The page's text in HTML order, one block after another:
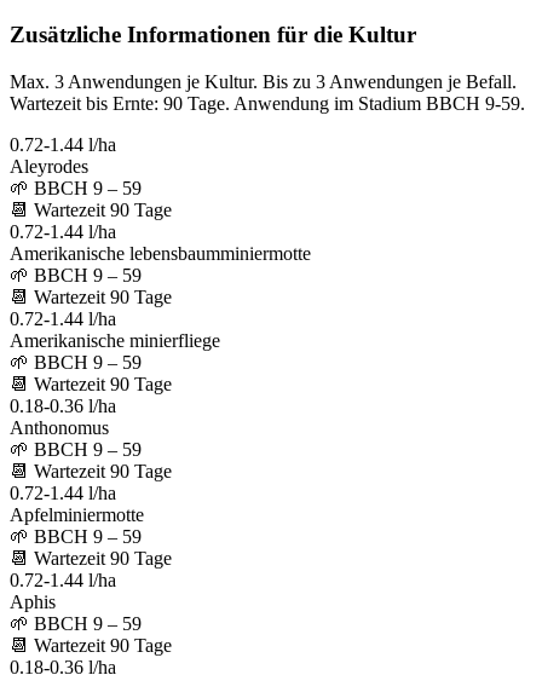
Zusätzliche Informationen für die Kultur
Max. 3 Anwendungen je Kultur. Bis zu 3 Anwendungen je Befall.
Wartezeit bis Ernte: 90 Tage. Anwendung im Stadium BBCH 9-59.
0.72-1.44 l/ha
Aleyrodes
🌱 BBCH 9 – 59
📆 Wartezeit 90 Tage
0.72-1.44 l/ha
Amerikanische lebensbaumminiermotte
🌱 BBCH 9 – 59
📆 Wartezeit 90 Tage
0.72-1.44 l/ha
Amerikanische minierfliege
🌱 BBCH 9 – 59
📆 Wartezeit 90 Tage
0.18-0.36 l/ha
Anthonomus
🌱 BBCH 9 – 59
📆 Wartezeit 90 Tage
0.72-1.44 l/ha
Apfelminiermotte
🌱 BBCH 9 – 59
📆 Wartezeit 90 Tage
0.72-1.44 l/ha
Aphis
🌱 BBCH 9 – 59
📆 Wartezeit 90 Tage
0.18-0.36 l/ha